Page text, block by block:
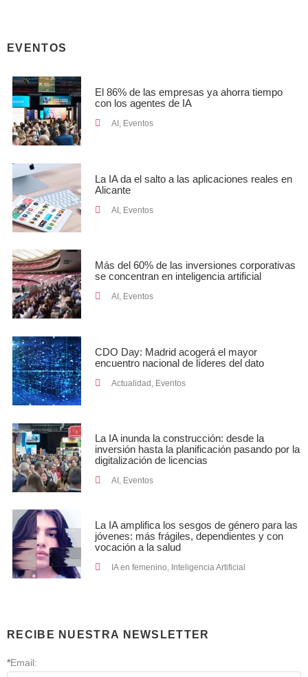
EVENTOS
El 86% de las empresas ya ahorra tiempo
con los agentes de IA
AI, Eventos
La IA da el salto a las aplicaciones reales en
Alicante
AI Eventos
Más del 60% de las inversiones corporativas
se concentran en inteligencia artificial
AI , Eventos
CDO Day: Madrid acogerá el mayor
encuentro nacional de líderes del dato
Actualidad, Eventos
La IA inunda la construcción: desde la
inversión hasta la planificación pasando por la
digitalización de licencias
AI , Eventos
La IA amplifica los sesgos de género para las
jóvenes: más frágiles, dependientes y con
vocación a la salud
IA en femenino, Inteligencia Artificial
RECIBE NUESTRA NEWSLETTER
*Email: